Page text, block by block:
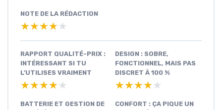
NOTE DE LA RÉDACTION
★★★★★
★★★★★
RAPPORT QUALITÉ-PRIX :
INTÉRESSANT SI TU
L’UTILISES VRAIMENT
★★★★★
★★★★★
DESIGN : SOBRE,
FONCTIONNEL, MAIS PAS
DISCRET À 100 %
★★★★★
★★★★★
BATTERIE ET GESTION DE
CONFORT : ÇA PIQUE UN